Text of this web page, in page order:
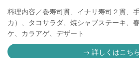
料理内容／巻寿司貫、イナリ寿司２貫、
カ）、タコサラダ、焼シャブステーキ、
ケ、カラアゲ、デザート
→ 詳しくはこちら